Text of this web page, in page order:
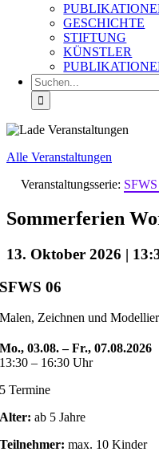
GESCHICHTE
STIFTUNG
KÜNSTLER
Suche
nach:
Alle Veranstaltungen
Veranstaltungsserie:
Sommerferien
13. Oktober 2026 |
SFWS 06
Malen, Zeichnen und
Mo., 03.08. – Fr., 07.08.2026
13:30 – 16:30 Uhr
5 Termine
Alter: ab 5 Jahre
Teilnehmer: max. 10 Kinder